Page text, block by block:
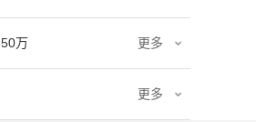
万 更多
更多